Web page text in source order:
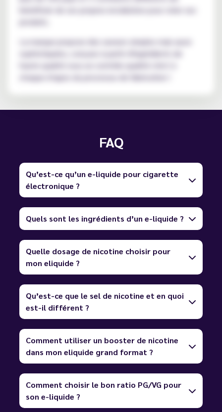
bénéficier de ses propres installation pour créer ses
La marque propose des saveurs simples mais aussi
haute qualité sous un contrôle qualité strict à
chaque étapes du processus de fabrication !
FAQ
Qu’est-ce qu’un e-liquide pour cigarette
électronique ?
Quels sont les ingrédients d’un e-liquide ?
Quelle dosage de nicotine choisir pour
mon eliquide ?
Qu’est-ce que le sel de nicotine et en quoi
est-il différent ?
Comment utiliser un booster de nicotine
dans mon eliquide grand format ?
Comment choisir le bon ratio PG/VG pour
son e-liquide ?